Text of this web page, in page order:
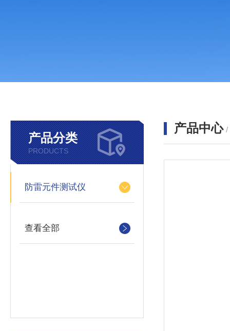
产品分类
PRODUCTS
防雷元件测试仪
查看全部
产品中心 /